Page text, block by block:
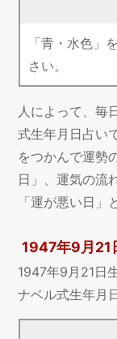
「青・水色」
さい。
人によって、毎
式生年月日占い
をつかんで運勢
日」、運気の流
「運が悪い日」
1947年9月21
1947年9月21日
ナベル式生年月